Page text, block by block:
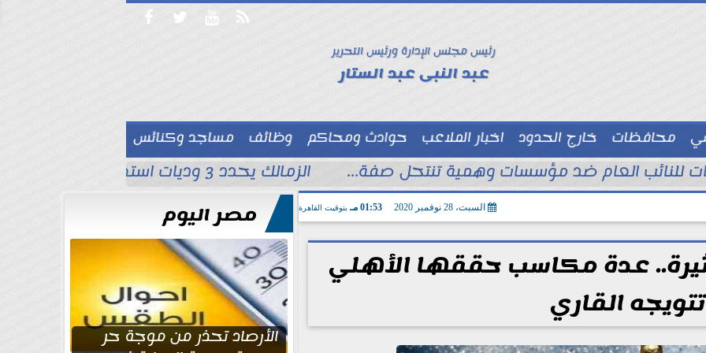
   
رئيس مجلس الإدارة ورئيس التحرير
عبد النبى عبد الستار
محافظات خارج الحدود اخبار الملاعب حوادث ومحاكم وظائف
مساجد وكنائس
توك شو 
الزمالك يحدد 3 وديات استعدادًا للموسم الجديد قبل مواجهة الاتحاد السكندري
السبت، 28 نوفمبر 2020 01:53 مـ بتوقيت القاهرة
عدة مكاسب حققها الأهلي
القاري
مصر اليوم
الأرصاد تحذر من موجة حر